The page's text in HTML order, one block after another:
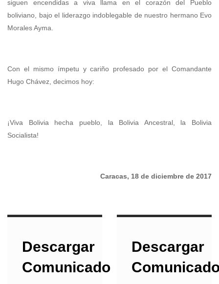
siguen encendidas a viva llama en el corazón del Pueblo
boliviano, bajo el liderazgo indoblegable de nuestro hermano Evo
Morales Ayma.
Con el mismo ímpetu y cariño profesado por el Comandante
Hugo Chávez, decimos hoy:
¡Viva Bolivia hecha pueblo, la Bolivia Ancestral, la Bolivia
Socialista!
Caracas, 18 de diciembre de 2017
Descargar
Comunicado
Descargar